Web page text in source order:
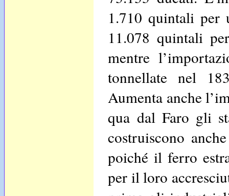
1.710 quintali per
11.078 quintali
mentre
tonnellate nel
Aumenta anche
qua dal Faro gli
costruiscono
poiché il ferro
per il loro